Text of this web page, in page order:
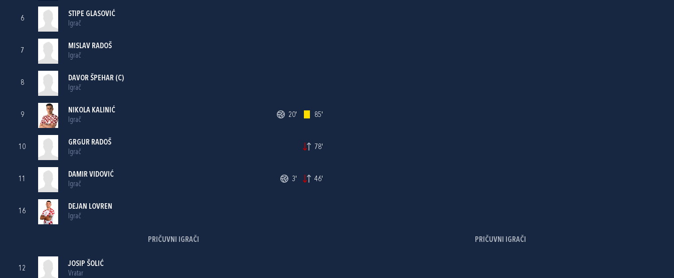
6
STIPE GLASOVIĆ
Igrač
7
MISLAV RADOŠ
Igrač
8
DAVOR ŠPEHAR (C)
Igrač
9
NIKOLA KALINIĆ
Igrač
20' 85'
10
GRGUR RADOŠ
Igrač
78'
11
DAMIR VIDOVIĆ
Igrač
3' 46'
16
DEJAN LOVREN
Igrač
PRIČUVNI IGRAČI
12
JOSIP ŠOLIĆ
Vratar
PRIČUVNI IGRAČI